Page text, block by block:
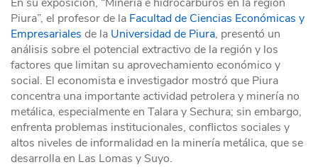
Piura”, el profesor de la Facultad de Ciencias Económicas y
Empresariales de la Universidad de Piura, presentó un
análisis sobre el potencial extractivo de la región y los
factores que limitan su aprovechamiento económico y
social. El economista e investigador mostró que Piura
concentra una importante actividad petrolera y minería no
metálica, especialmente en Talara y Sechura; sin embargo,
enfrenta problemas institucionales, conflictos sociales y
altos niveles de informalidad en la minería metálica, que se
desarrolla en Las Lomas y Suyo.